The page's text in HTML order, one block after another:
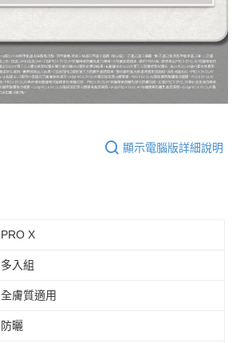
顯示電腦版詳細說明
PRO X
多入組
全膚質適用
防曬